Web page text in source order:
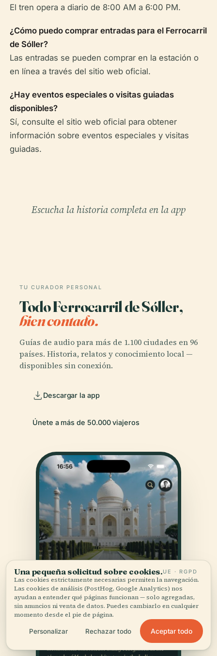
El tren opera a diario de 8:00 AM a 6:00 PM.
¿Cómo puedo comprar entradas para el Ferrocarril
de Sóller?
Las entradas se pueden comprar en la estación o
en línea a través del sitio web oficial.
¿Hay eventos especiales o visitas guiadas
disponibles?
Sí, consulte el sitio web oficial para obtener
información sobre eventos especiales y visitas
guiadas.
Escucha la historia completa en la app
TU CURADOR PERSONAL
Todo Ferrocarril de Sóller,
bien contado.
Guías de audio para más de 1.100 ciudades en 96
países. Historia, relatos y conocimiento local —
disponibles sin conexión.
Descargar la app
Únete a más de 50.000 viajeros
Una pequeña solicitud sobre cookies.UE · RGPD
Las cookies estrictamente necesarias permiten la navegación.
Las cookies de análisis (PostHog, Google Analytics) nos
ayudan a entender qué páginas funcionan — solo agregadas,
sin anuncios ni venta de datos. Puedes cambiarlo en cualquier
momento desde el pie de página.
Personalizar Rechazar todo Aceptar todo